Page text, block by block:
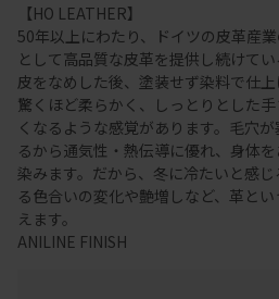
【HO LEATHER】
50年以上にわたり、ドイツの皮革産
として高品質な皮革を提供し続けて
皮をなめした後、塗装せず染料で仕上
驚くほど柔らかく、しっとりとした
くなるような感覚があります。毛穴
るから通気性・熱伝導に優れ、身体
染みます。だから、冬に冷たいと感
る色合いの変化や艶増しなど、革と
えます。
ANILINE FINISH